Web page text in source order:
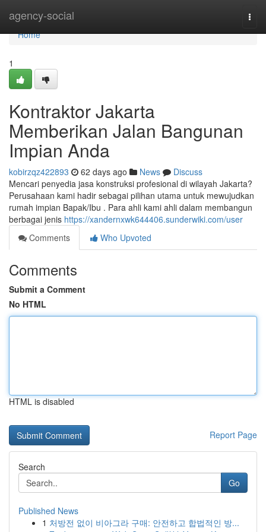
agency-social
Home
Home
1
Kontraktor Jakarta
Memberikan Jalan Bangunan
Impian Anda
kobirzqz422893 62 days ago News
Discuss
Mencari penyedia jasa konstruksi profesional di wilayah Jakarta?
Perusahaan kami hadir sebagai pilihan utama untuk mewujudkan
rumah impian Bapak/Ibu . Para ahli kami ahli dalam membangun
berbagai jenis https://xandernxwk644406.sunderwiki.com/user
Comments
Who Upvoted
Comments
Submit a Comment
No HTML
HTML is disabled
Report Page
Search
Go
Published News
1 처방전 없이 비아그라 구매: 안전하고 합법적인 방...